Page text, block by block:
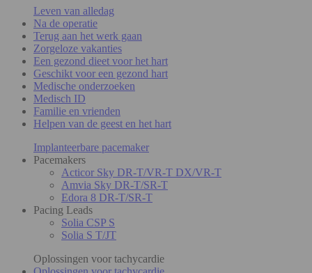
Leven van alledag
Na de operatie
Terug aan het werk gaan
Zorgeloze vakanties
Een gezond dieet voor het hart
Geschikt voor een gezond hart
Medische onderzoeken
Medisch ID
Familie en vrienden
Helpen van de geest en het hart
Implanteerbare pacemaker
Pacemakers
Acticor Sky DR-T/VR-T DX/VR-T
Amvia Sky DR-T/SR-T
Edora 8 DR-T/SR-T
Pacing Leads
Solia CSP S
Solia S T/JT
Oplossingen voor tachycardie